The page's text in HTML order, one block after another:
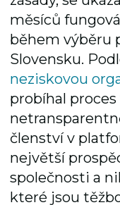
měsíců
během výběru
Slovensku.
neziskovou
probíhal
členství v
největší
společnosti a
které jsou